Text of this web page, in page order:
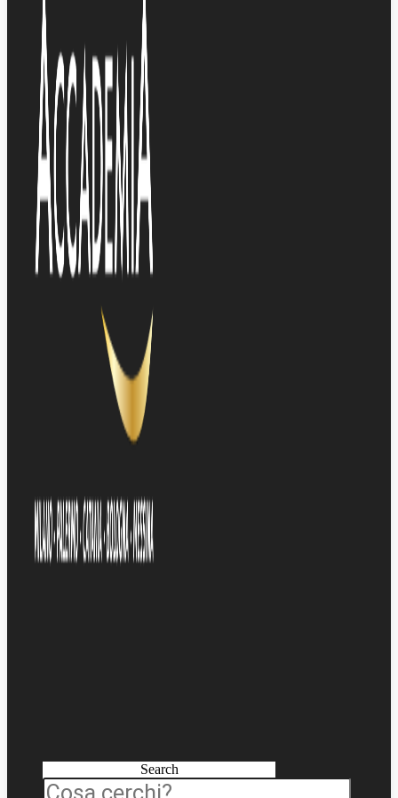
Search